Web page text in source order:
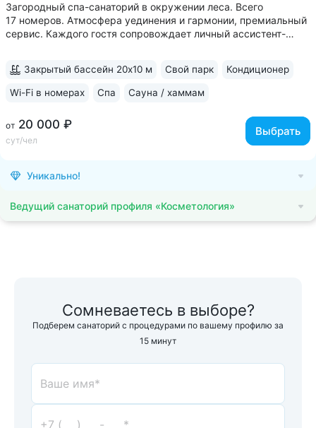
Загородный спа-санаторий в окружении леса. Всего
17 номеров. Атмосфера уединения и гармонии, премиальный
сервис. Каждого гостя сопровождает личный ассистент-
с отделкой из природных материалов....
от 20 000 ₽
сут/чел
Выбрать
Закрытый бассейн 20х10 м Свой парк Кондиционер
Wi-Fi в номерах Спа Сауна / хаммам
Уникально!
Ведущий санаторий профиля «Косметология»
Сомневаетесь в выборе?
Подберем санаторий с процедурами по вашему профилю за
15 минут